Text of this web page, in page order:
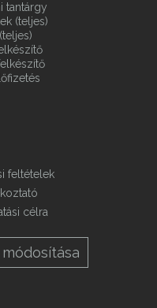
tantárgy
(teljes)
feltételek
célra